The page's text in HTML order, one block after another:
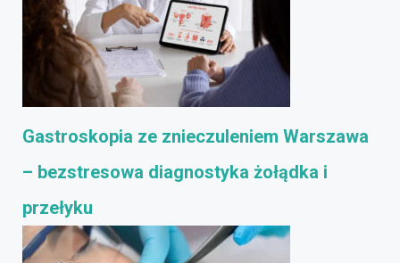
Gastroskopia ze znieczuleniem Warszawa
– bezstresowa diagnostyka żołądka i
przełyku